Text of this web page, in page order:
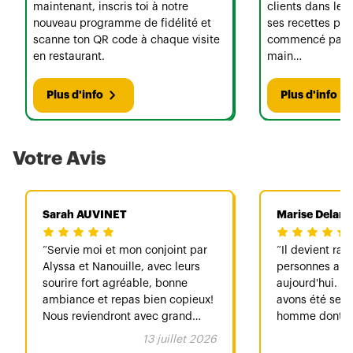
maintenant, inscris toi à notre
nouveau programme de fidélité et
scanne ton QR code à chaque visite
en restaurant.
Plus d'info
clients dans le
ses recettes
commencé par
main…
Plus d'info
Votre Avis
Sarah AUVINET
13 juillet 2026
Servie moi et mon conjoint par
Alyssa et Nanouille, avec leurs
sourire fort agréable, bonne
ambiance et repas bien copieux!
Nous reviendront avec grand
Marise Delaru
Il devient
personnes
aujourd'hui.
avons été
homme dont